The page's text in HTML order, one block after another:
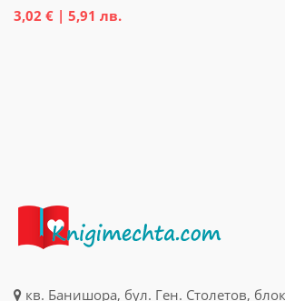
3,02 € | 5,91 лв.
кв. Банишора, бул. Ген. Столетов,